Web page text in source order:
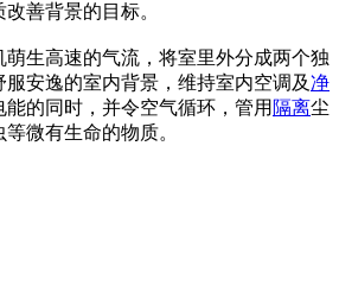
善背景的目标。
生高速的气流，将室里外分成两个独
安逸的室内背景，维持室内空调及净
的同时，并令空气循环，管用 隔离尘
微有生命的物质。